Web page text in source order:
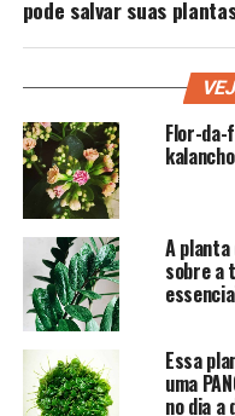
pode salvar suas
Flor-
A
sobre a
Essa
uma
no dia a